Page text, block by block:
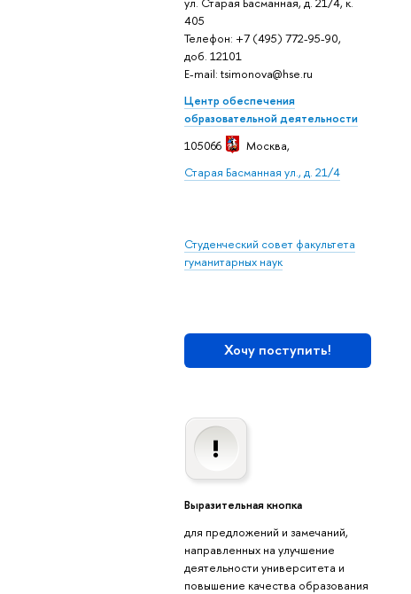
405
Телефон: +7 (495) 772-95-90,
доб. 12101
E-mail: tsimonova@hse.ru
Центр обеспечения
образовательной деятельности
105066
Москва,
Старая Басманная ул., д. 21/4
Студенческий совет факультета
гуманитарных наук
Хочу поступить!
Выразительная кнопка
для предложений и замечаний,
направленных на улучшение
деятельности университета и
повышение качества образования